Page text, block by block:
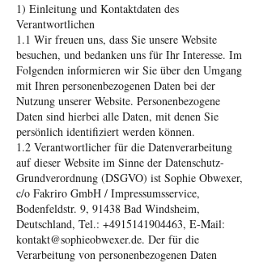
1) Einleitung und Kontaktdaten des
Verantwortlichen
1.1 Wir freuen uns, dass Sie unsere Website
besuchen, und bedanken uns für Ihr Interesse. Im
Folgenden informieren wir Sie über den Umgang
mit Ihren personenbezogenen Daten bei der
Nutzung unserer Website. Personenbezogene
Daten sind hierbei alle Daten, mit denen Sie
persönlich identifiziert werden können.
1.2 Verantwortlicher für die Datenverarbeitung
auf dieser Website im Sinne der Datenschutz-
Grundverordnung (DSGVO) ist Sophie Obwexer,
c/o Fakriro GmbH / Impressumsservice,
Bodenfeldstr. 9, 91438 Bad Windsheim,
Deutschland, Tel.: +4915141904463, E-Mail:
kontakt@sophieobwexer.de. Der für die
Verarbeitung von personenbezogenen Daten